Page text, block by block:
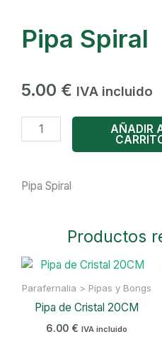
Pipa Spiral
5.00 € IVA incluido
Pipa
Spiral
AÑADIR
Pipa Spiral
Productos
Parafernalia > Pipas y Bongs
Pipa de Cristal 20CM
6.00 € IVA incluido